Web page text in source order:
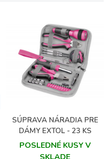
SÚPRAVA NÁRADIA PRE
DÁMY EXTOL - 23 KS
POSLEDNÉ KUSY V